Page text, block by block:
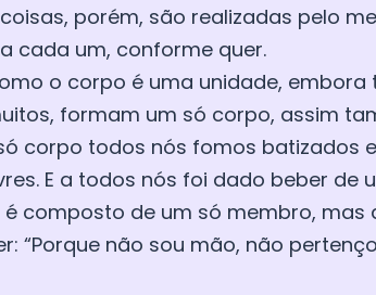
coisas, porém, são realizadas pelo
cada um, conforme quer.
o corpo é uma unidade,
formam um só corpo, assim
corpo todos nós fomos batizados
E a todos nós foi dado beber de
é composto de um só membro, mas
“Porque não sou mão, não